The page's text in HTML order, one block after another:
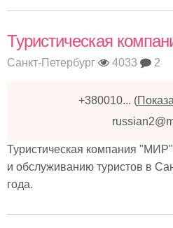
Туристическая
Санкт-Петербург 4033 2
+380010... (
Туристическая компания
и обслуживанию туристов в
года.